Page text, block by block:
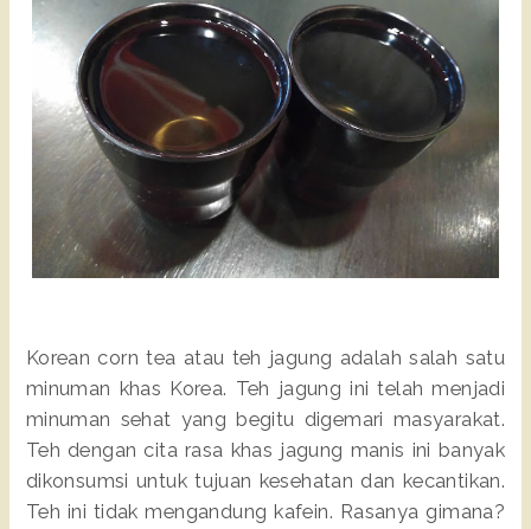
Korean corn tea atau teh jagung adalah salah satu
minuman khas Korea. Teh jagung ini telah menjadi
minuman sehat yang begitu digemari masyarakat.
Teh dengan cita rasa khas jagung manis ini banyak
dikonsumsi untuk tujuan kesehatan dan kecantikan.
Teh ini tidak mengandung kafein. Rasanya gimana?